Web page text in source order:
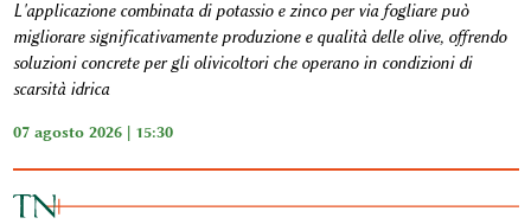
L'applicazione combinata di potassio e zinco per via fogliare può
migliorare significativamente produzione e qualità delle olive, offrendo
soluzioni concrete per gli olivicoltori che operano in condizioni di
scarsità idrica
07 agosto 2026 | 15:30